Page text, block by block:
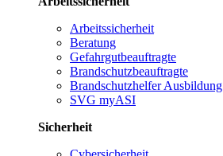
Arbeitssicherheit
Beratung
Gefahrgutbeauftragte
Brandschutzbeauftragte
Brandschutzhelfer Ausbildung
SVG myASI
Sicherheit